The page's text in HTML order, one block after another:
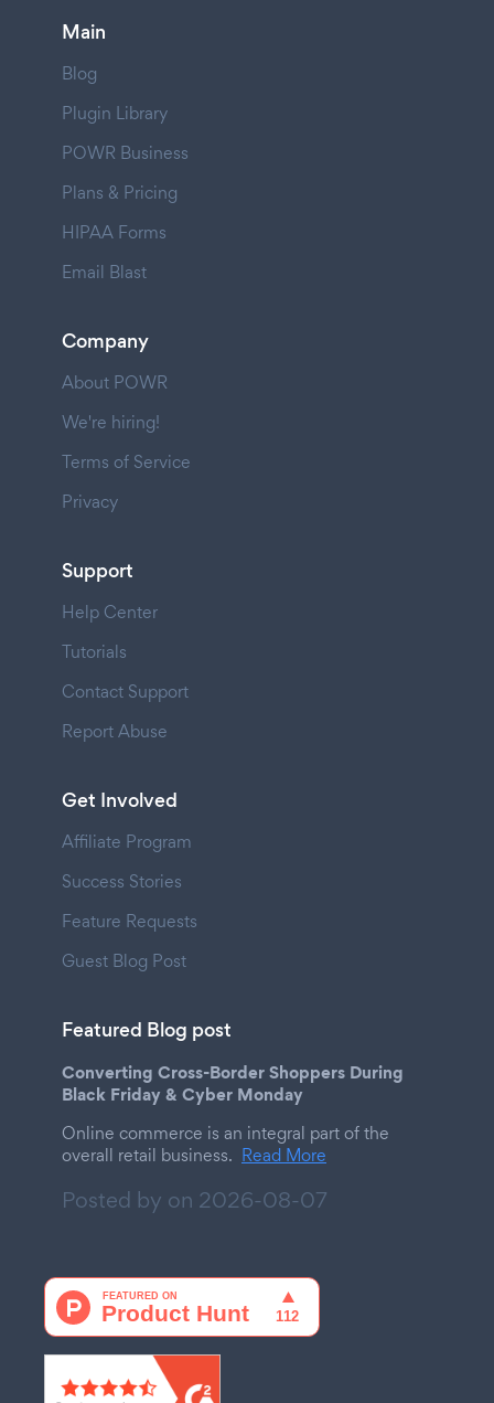
Main
Blog
Plugin Library
POWR Business
Plans & Pricing
HIPAA Forms
Email Blast
Company
About POWR
We're hiring!
Terms of Service
Privacy
Support
Help Center
Tutorials
Contact Support
Report Abuse
Get Involved
Affiliate Program
Success Stories
Feature Requests
Guest Blog Post
Featured Blog post
Converting Cross-Border Shoppers During
Black Friday & Cyber Monday
Online commerce is an integral part of the
overall retail business. Read More
Posted by on 2026-08-07